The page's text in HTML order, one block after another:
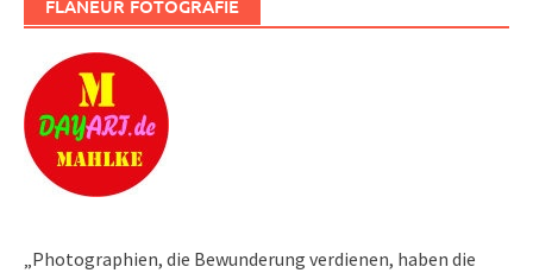
FLANEUR FOTOGRAFIE
„Photographien, die Bewunderung verdienen, haben die